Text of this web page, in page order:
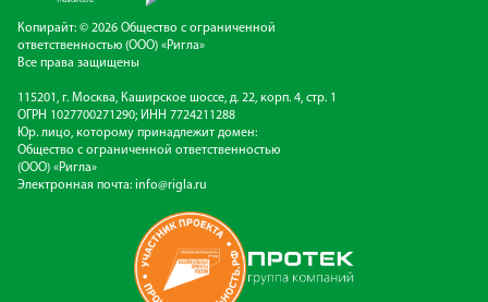
Копирайт: © 2026 Общество с ограниченной
ответственностью (ООО) «Ригла»
Все права защищены
115201, г. Москва, Каширское шоссе, д. 22, корп. 4, стр. 1
ОГРН 1027700271290; ИНН 7724211288
Юр. лицо, которому принадлежит домен:
Общество с ограниченной ответственностью
(ООО) «Ригла»
Электронная почта: info@rigla.ru